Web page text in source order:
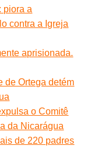
piora a
contra a Igreja
aprisionada.
de Ortega detém
o Comitê
da Nicarágua
de 220 padres